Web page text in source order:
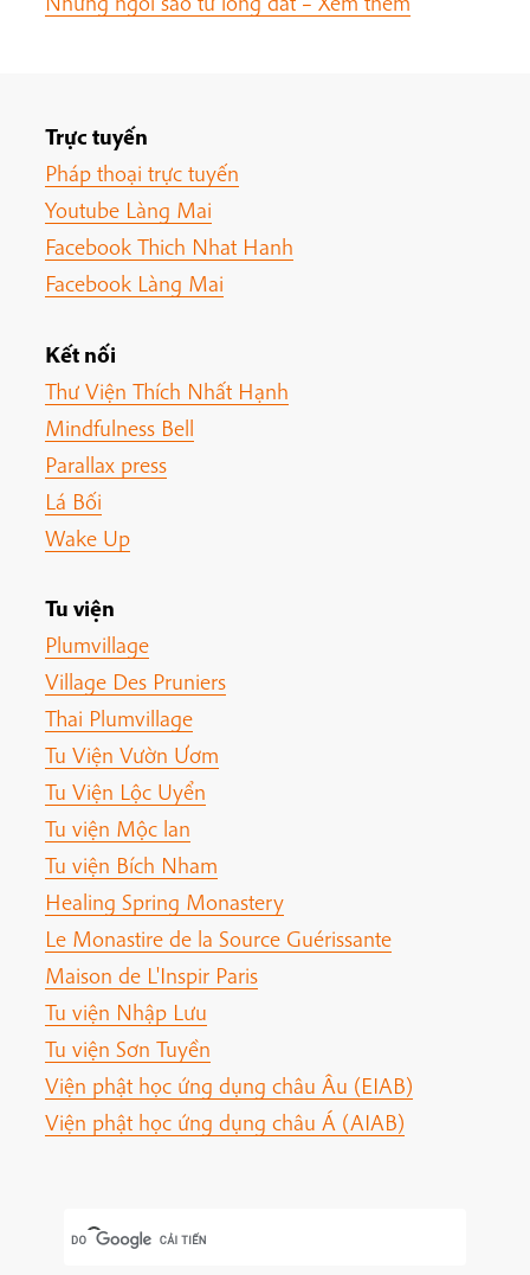
Trực tuyến
Pháp thoại trực tuyến
Youtube Làng Mai
Facebook Thich Nhat Hanh
Facebook Làng Mai
Kết nối
Thư Viện Thích Nhất Hạnh
Mindfulness Bell
Parallax press
Lá Bối
Wake Up
Tu viện
Plumvillage
Village Des Pruniers
Thai Plumvillage
Tu Viện Vườn Ươm
Tu Viện Lộc Uyển
Tu viện Mộc lan
Tu viện Bích Nham
Healing Spring Monastery
Le Monastire de la Source Guérissante
Maison de L'Inspir Paris
Tu viện Nhập Lưu
Tu viện Sơn Tuyền
Viện phật học ứng dụng châu Âu (EIAB)
Viện phật học ứng dụng châu Á (AIAB)